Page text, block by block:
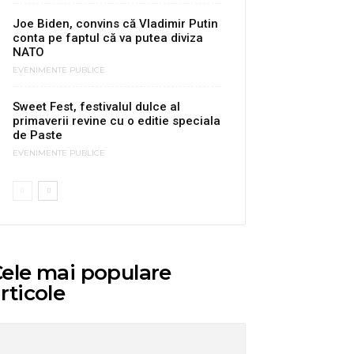
Joe Biden, convins că Vladimir Putin
conta pe faptul că va putea diviza
NATO
EVENIMENTE PUBLICE
Sweet Fest, festivalul dulce al
primaverii revine cu o editie speciala
de Paste
EVENIMENTE PUBLICE
mai populare